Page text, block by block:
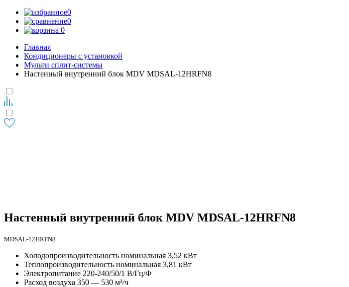
0
0
0
Главная
Кондиционеры с установкой
Мульти сплит-системы
Настенный внутренний блок MDV MDSAL-12HRFN8
Настенный внутренний блок MDV MDSAL-12HRFN8
MDSAL-12HRFN8
Холодопроизводительность номинальная 3,52 кВт
Теплопроизводительность номинальная 3,81 кВт
Электропитание 220-240/50/1 В/Гц/Ф
Расход воздуха 350 — 530 м³/ч